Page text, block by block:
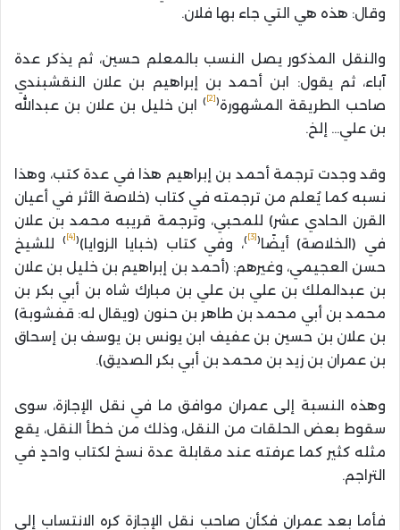
وقال: هذه هي التي جاء بها فلان.
والنقل المذكور يصل النسب بالمعلم حسين، ثم يذكر عدة
آباء، ثم يقول: ابن أحمد بن إبراهيم بن علان النقشبندي
صاحب الطريقة المشهورة(
[2]
)ابن خليل بن علان بن عبدالله
بن علي… إلخ.
وقد وجدت ترجمة أحمد بن إبراهيم هذا في عدة كتب، وهذا
نسبه كما يُعلم من ترجمته في كتاب (خلاصة الأثر في أعيان
القرن الحادي عشر) للمحبي، وترجمة قريبه محمد بن علان
في (الخلاصة) أيضًا(
[3]
)، وفي كتاب (خبايا الزوايا)(
[4]
)
للشيخ
حسن العجيمي، وغيرهم: (أحمد بن إبراهيم بن خليل بن علان
بن عبدالملك بن علي بن علي بن مبارك شاه بن أبي بكر بن
محمد بن أبي محمد بن طاهر بن حنون (ويقال له: قفشوبة)
بن علان بن حسين بن عفيف ابن يونس بن يوسف بن إسحاق
بن عمران بن زيد بن محمد بن أبي بكر الصديق).
وهذه النسبة إلى عمران موافق ما في نقل الإجازة، سوى
سقوط بعض الحلقات من النقل، وذلك من خطأ النقل، يقع
مثله كثير كما عرفته عند مقابلة عدة نسخ لكتاب واحدٍ في
التراجم.
فأما بعد عمران فكأن صاحب نقل الإجازة كره الانتساب إلى